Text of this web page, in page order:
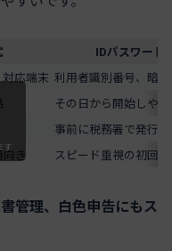
IDパスワード
応端末 利用者識別番号、暗
その日から開始しや
事前に税務署で発行
き スピード重視の初回
す
管理、白色申告にもス